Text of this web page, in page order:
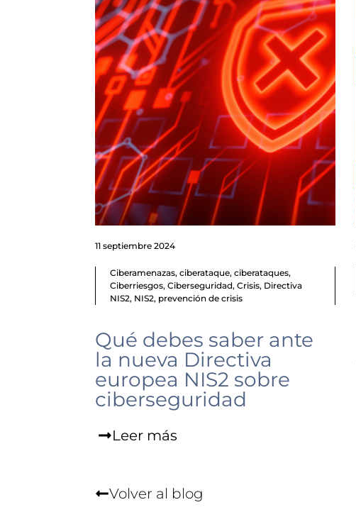
11 septiembre 2024
Ciberamenazas,ciberataque,ciberataques,
Ciberriesgos,Ciberseguridad,Crisis, Directiva
NIS2, NIS2, prevención de crisis
Qué debes saber ante
la nueva Directiva
europea NIS2 sobre
ciberseguridad
Leer más
Volver al blog